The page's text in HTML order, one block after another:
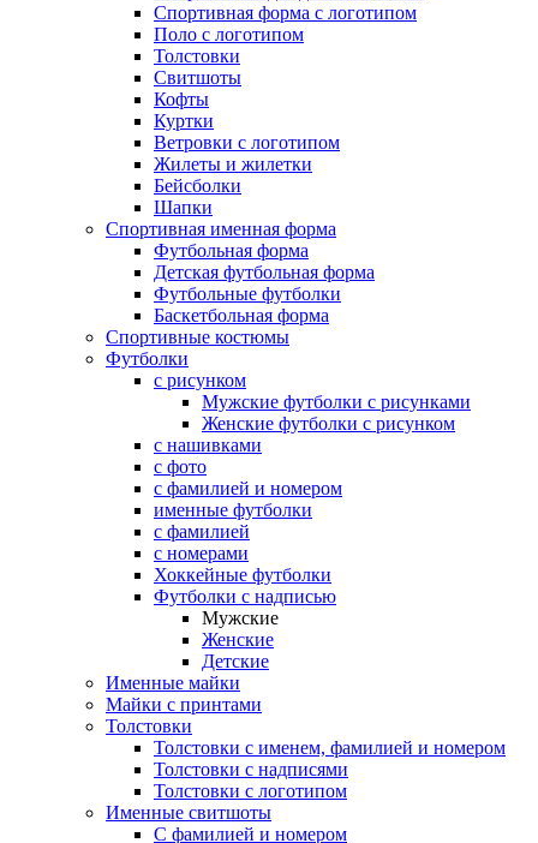
Спортивная форма с логотипом
Поло с логотипом
Толстовки
Свитшоты
Кофты
Куртки
Ветровки с логотипом
Жилеты и жилетки
Бейсболки
Шапки
Спортивная именная форма
Футбольная форма
Детская футбольная форма
Футбольные футболки
Баскетбольная форма
Спортивные костюмы
Футболки
с рисунком
Мужские футболки с рисунками
Женские футболки с рисунком
с нашивками
с фото
с фамилией и номером
именные футболки
с фамилией
с номерами
Хоккейные футболки
Футболки с надписью
Мужские
Женские
Детские
Именные майки
Майки с принтами
Толстовки
Толстовки с именем, фамилией и номером
Толстовки с надписями
Толстовки с логотипом
Именные свитшоты
С фамилией и номером